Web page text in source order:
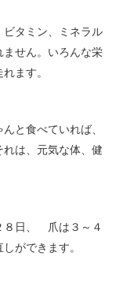
タミン、ミネラル
ません。いろんな栄
ます。
と食べていれば、
は、元気な体、健
８日、 爪は３～４
ができます。